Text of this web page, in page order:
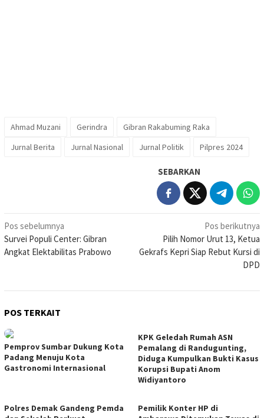
Ahmad Muzani Gerindra
Gibran Rakabuming Raka
Jurnal Berita
Jurnal Nasional Jurnal Politik Pilpres 2024
SEBARKAN
Navigasi
pos
Pos sebelumnya
Survei Populi Center: Gibran
Angkat Elektabilitas Prabowo
Pos berikutnya
Pilih Nomor Urut 13, Ketua
Gekrafs Kepri Siap Rebut Kursi di
DPD
POS TERKAIT
Pemprov Sumbar Dukung Kota
Padang Menuju Kota
Gastronomi Internasional
KPK Geledah Rumah ASN
Pemalang di Randugunting,
Diduga Kumpulkan Bukti Kasus
Korupsi Bupati Anom
Widiyantoro
Polres Demak Gandeng Pemda
Pemilik Konter HP di